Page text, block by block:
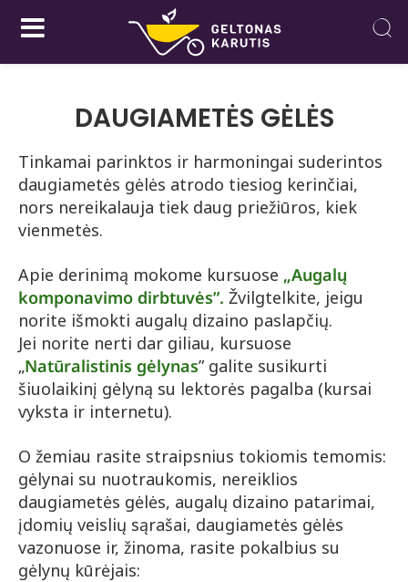
DAUGIAMETĖS GĖLĖS
Tinkamai parinktos ir harmoningai suderintos
daugiametės gėlės atrodo tiesiog kerinčiai,
nors nereikalauja tiek daug priežiūros, kiek
vienmetės.
Apie derinimą mokome kursuose „Augalų
komponavimo dirbtuvės”. Žvilgtelkite, jeigu
norite išmokti augalų dizaino paslapčių.
Jei norite nerti dar giliau, kursuose
„Natūralistinis gėlynas” galite susikurti
šiuolaikinį gėlyną su lektorės pagalba (kursai
vyksta ir internetu).
O žemiau rasite straipsnius tokiomis temomis:
gėlynai su nuotraukomis, nereiklios
daugiametės gėlės, augalų dizaino patarimai,
įdomių veislių sąrašai, daugiametės gėlės
vazonuose ir, žinoma, rasite pokalbius su
gėlynų kūrėjais: